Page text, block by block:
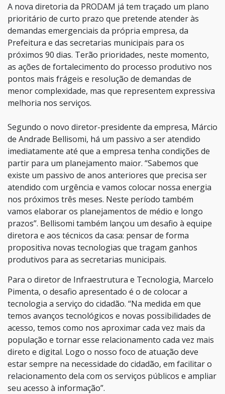
A nova diretoria da PRODAM já tem traçado um plano
prioritário de curto prazo que pretende atender às
demandas emergenciais da própria empresa, da
Prefeitura e das secretarias municipais para os
próximos 90 dias. Terão prioridades, neste momento,
as ações de fortalecimento do processo produtivo nos
pontos mais frágeis e resolução de demandas de
menor complexidade, mas que representem expressiva
melhoria nos serviços.
Segundo o novo diretor-presidente da empresa, Márcio
de Andrade Bellisomi, há um passivo a ser atendido
imediatamente até que a empresa tenha condições de
partir para um planejamento maior. “Sabemos que
existe um passivo de anos anteriores que precisa ser
atendido com urgência e vamos colocar nossa energia
nos próximos três meses. Neste período também
vamos elaborar os planejamentos de médio e longo
prazos”. Bellisomi também lançou um desafio à equipe
diretora e aos técnicos da casa: pensar de forma
propositiva novas tecnologias que tragam ganhos
produtivos para as secretarias municipais.
Para o diretor de Infraestrutura e Tecnologia, Marcelo
Pimenta, o desafio apresentado é o de colocar a
tecnologia a serviço do cidadão. “Na medida em que
temos avanços tecnológicos e novas possibilidades de
acesso, temos como nos aproximar cada vez mais da
população e tornar esse relacionamento cada vez mais
direto e digital. Logo o nosso foco de atuação deve
estar sempre na necessidade do cidadão, em facilitar o
relacionamento dela com os serviços públicos e ampliar
seu acesso à informação”.